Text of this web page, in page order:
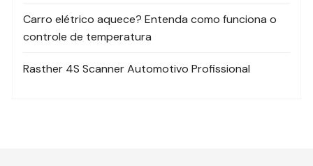
Carro elétrico aquece? Entenda como funciona o
controle de temperatura
Rasther 4S Scanner Automotivo Profissional